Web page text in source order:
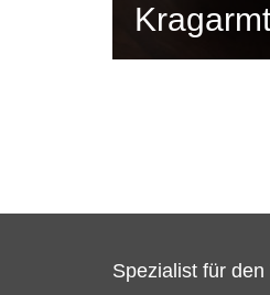
Spezialist für den